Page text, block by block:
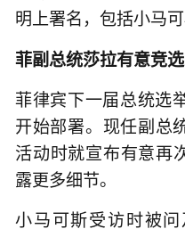
明上署名，包括小马可
菲副总统莎拉有意竞
菲律宾下一届总统选
开始部署。现任副总
活动时就宣布有意再
露更多细节。
小马可斯受访时被